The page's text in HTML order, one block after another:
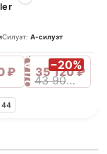
Силуэт: А-силуэт
₽ ПРОДАЖА −20%
35 120 ₽
43 900 ₽
44